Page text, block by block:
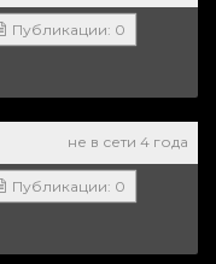
Публикации: 0
не в сети 4 года
Публикации: 0